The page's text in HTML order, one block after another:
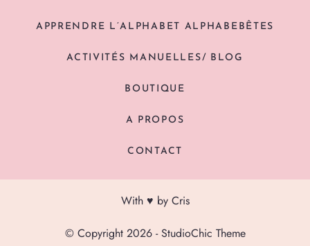
APPRENDRE L’ALPHABET ALPHABEBÊTES
ACTIVITÉS MANUELLES/ BLOG
BOUTIQUE
A PROPOS
CONTACT
With ♥ by Cris
© Copyright 2026 - StudioChic Theme